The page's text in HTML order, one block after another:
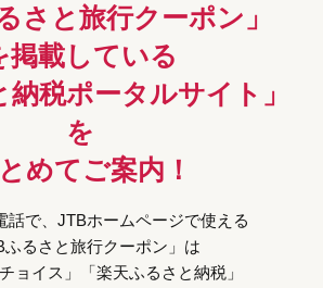
さと旅行クーポン」
掲載している
納税ポータルサイト」
を
めてご案内！
話で、JTBホームページで使える
ふるさと旅行クーポン」は
ョイス」「楽天ふるさと納税」